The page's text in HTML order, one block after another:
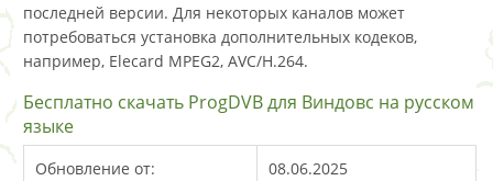
последней версии. Для некоторых каналов может
потребоваться установка дополнительных кодеков,
например, Elecard MPEG2, AVC/H.264.
Бесплатно скачать ProgDVB для Виндовс на русском
языке
Обновление от: 08.06.2025